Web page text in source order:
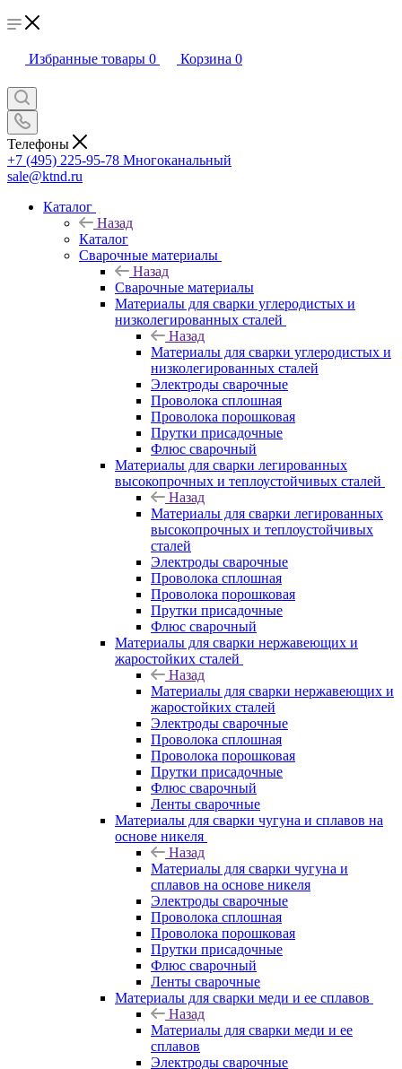
Избранные товары 0 Корзина 0
Телефоны
+7 (495) 225-95-78 Многоканальный
sale@ktnd.ru
Каталог
Назад
Каталог
Сварочные материалы
Назад
Сварочные материалы
Материалы для сварки углеродистых и
низколегированных сталей
Назад
Материалы для сварки углеродистых и
низколегированных сталей
Электроды сварочные
Проволока сплошная
Проволока порошковая
Прутки присадочные
Флюс сварочный
Материалы для сварки легированных
высокопрочных и теплоустойчивых сталей
Назад
Материалы для сварки легированных
высокопрочных и теплоустойчивых
сталей
Электроды сварочные
Проволока сплошная
Проволока порошковая
Прутки присадочные
Флюс сварочный
Материалы для сварки нержавеющих и
жаростойких сталей
Назад
Материалы для сварки нержавеющих и
жаростойких сталей
Электроды сварочные
Проволока сплошная
Проволока порошковая
Прутки присадочные
Флюс сварочный
Ленты сварочные
Материалы для сварки чугуна и сплавов на
основе никеля
Назад
Материалы для сварки чугуна и
сплавов на основе никеля
Электроды сварочные
Проволока сплошная
Проволока порошковая
Прутки присадочные
Флюс сварочный
Ленты сварочные
Материалы для сварки меди и ее сплавов
Назад
Материалы для сварки меди и ее
сплавов
Электроды сварочные